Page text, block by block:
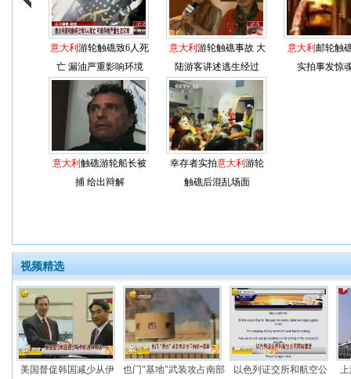
意大利 游轮触礁致6人死
亡 漏油严重影响环境
意大利 游轮触礁事故 大
陆游客讲述逃生经过
意大利 邮轮触
实拍事发惊
意大利 触礁游轮船长被
捕 给出辩解
幸存者实拍意大利 游轮
触礁后混乱场面
视频精选
美国督促韩国减少从伊
也门"基地"武装攻占南部
以色列证交所和航空公